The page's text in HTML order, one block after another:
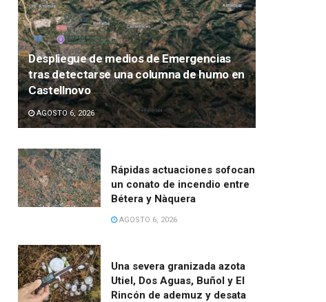
Despliegue de medios de Emergencias
tras detectarse una columna de humo en
Castellnovo
AGOSTO 6, 2026
Rápidas actuaciones sofocan
un conato de incendio entre
Bétera y Nàquera
AGOSTO 6, 2026
Una severa granizada azota
Utiel, Dos Aguas, Buñol y El
Rincón de ademuz y desata